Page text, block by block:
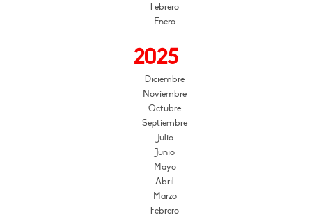
Febrero
Enero
2025
Diciembre
Noviembre
Octubre
Septiembre
Julio
Junio
Mayo
Abril
Marzo
Febrero